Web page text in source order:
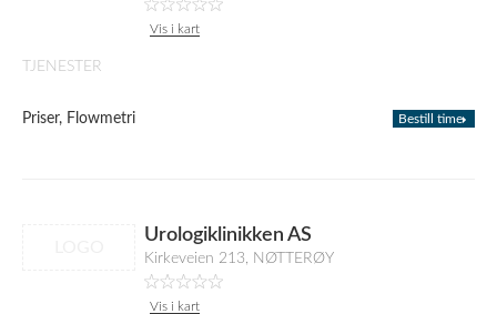
Vis i kart
TJENESTER
Priser, Flowmetri Bestill time
Urologiklinikken AS
Kirkeveien 213, NØTTERØY
Vis i kart